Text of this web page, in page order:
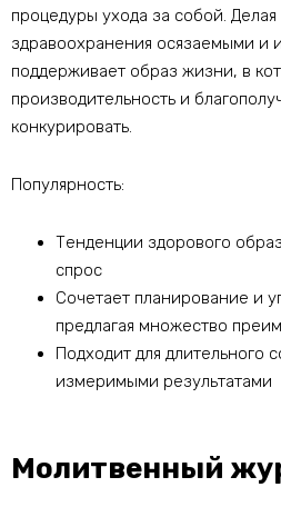
процедуры ухода за собой.
здравоохранения осязаемыми и
поддерживает образ жизни, в
производительность и
конкурировать.
Популярность:
Тенденции здорового
спрос
Сочетает планирование и
предлагая множество
Подходит для длительного
измеримыми результатами
Молитвенный